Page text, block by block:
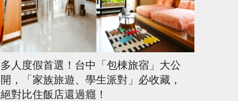
多人度假首選！台中「包棟旅宿」大公
開，「家族旅遊、學生派對」必收藏，
絕對比住飯店還過癮！